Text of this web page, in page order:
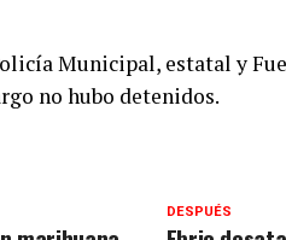
Municipal, estatal y
no hubo detenidos.
DESPUÉS